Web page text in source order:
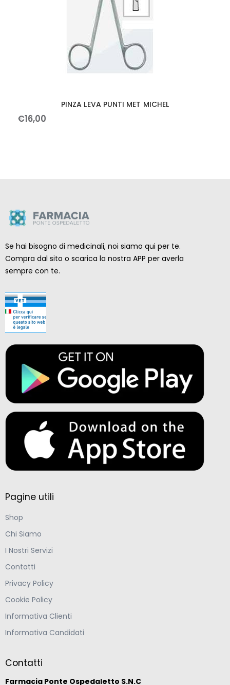
PINZA LEVA PUNTI MET MICHEL
€16,00
Se hai bisogno di medicinali, noi siamo qui per te.
Compra dal sito o scarica la nostra APP per averla
sempre con te.
Pagine utili
Shop
Chi Siamo
I Nostri Servizi
Contatti
Privacy Policy
Cookie Policy
Informativa Clienti
Informativa Candidati
Contatti
Farmacia Ponte Ospedaletto S.N.C